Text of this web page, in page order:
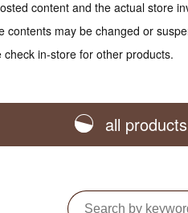
content and the actual store
contents may be changed or
check in-store for other products.
all products